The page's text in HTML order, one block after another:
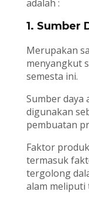
adalah :
1. Sumber
Merupakan
menyangkut
semesta ini.
Sumber daya
digunakan
pembuatan
Faktor
termasuk
tergolong
alam meliputi